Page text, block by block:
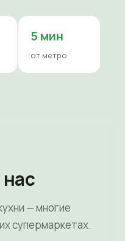
5 мин
от метро
— многие
супермаркетах.